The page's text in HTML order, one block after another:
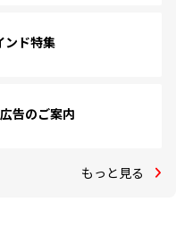
ンド特集
告のご案内
もっと見る